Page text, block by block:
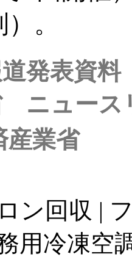
。
発表資料
ニュース
産業省
ン回収 |
用冷凍空